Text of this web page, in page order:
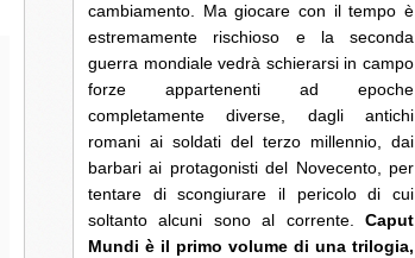
cambiamento. Ma giocare con il tempo è
estremamente rischioso e la seconda
guerra mondiale vedrà schierarsi in campo
forze appartenenti ad epoche
completamente diverse, dagli antichi
romani ai soldati del terzo millennio, dai
barbari ai protagonisti del Novecento, per
tentare di scongiurare il pericolo di cui
soltanto alcuni sono al corrente. Caput
Mundi è il primo volume di una trilogia,